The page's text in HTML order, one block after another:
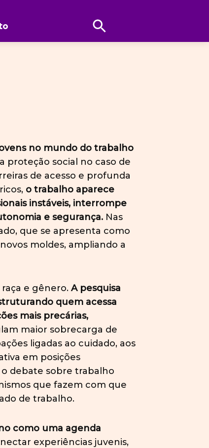
Abrir
Pesquisa
no mundo do trabalho
proteção social no caso de
de acesso e profunda
o trabalho aparece
instáveis, interrompe
e segurança. Nas
que se apresenta como
moldes, ampliando a
raça e gênero.A pesquisa
quem acessa
mais precárias,
maior sobrecarga de
ligadas ao cuidado, aos
em posições
o debate sobre trabalho
que fazem com que
de trabalho.
como uma agenda
experiências juvenis,